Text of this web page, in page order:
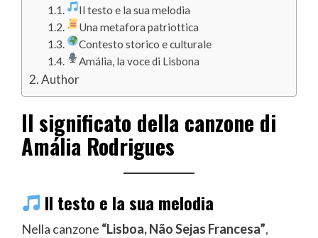
Il testo e la sua melodia
Una metafora patriottica
Contesto storico e culturale
Amália, la voce di Lisbona
Author
Il significato della canzone di
Amália Rodrigues
Il testo e la sua melodia
Nella canzone “Lisboa, Não Sejas Francesa”,